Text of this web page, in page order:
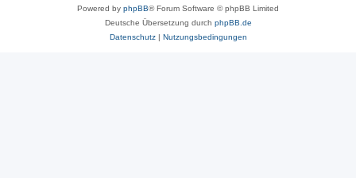
Powered by phpBB® Forum Software © phpBB Limited
Deutsche Übersetzung durch phpBB.de
Datenschutz| Nutzungsbedingungen